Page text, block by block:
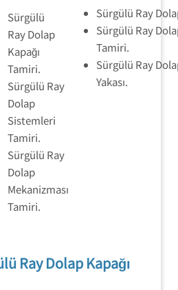
Sürgülü
Ray Dolap
Kapağı
Tamiri.
Sürgülü Ray
Dolap
Sistemleri
Tamiri.
Sürgülü Ray
Dolap
Mekanizması
Tamiri.
Sürgülü Ray
Sürgülü Ray
Tamiri.
Sürgülü Ray
Yakası.
Ray Dolap Kapağı